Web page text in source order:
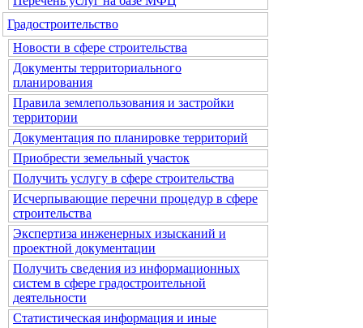
Градостроительство
Новости в сфере строительства
Документы территориального
планирования
Правила землепользования и застройки
территории
Документация по планировке территорий
Приобрести земельный участок
Получить услугу в сфере строительства
Исчерпывающие перечни процедур в сфере
строительства
Экспертиза инженерных изысканий и
проектной документации
Получить сведения из информационных
систем в сфере градостроительной
деятельности
Статистическая информация и иные